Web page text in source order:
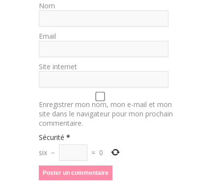
Nom
Email
Site internet
Enregistrer mon nom, mon e-mail et mon
site dans le navigateur pour mon prochain
commentaire.
Sécurité *
six − = 0